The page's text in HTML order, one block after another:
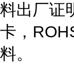
料出厂证
卡，
料。